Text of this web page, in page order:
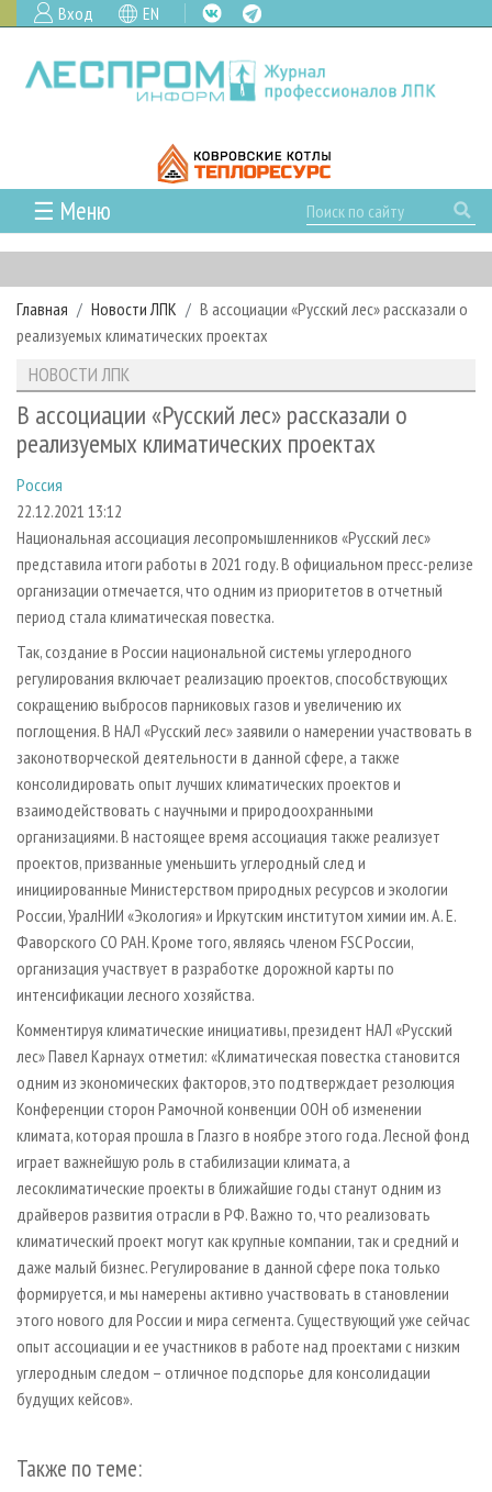
Вход EN
☰ Меню
ГЛАВНАЯ
РУБРИКИ И ТЕМЫ
РУБРИКИ ЖУРНАЛА
ЛЕСОЗАГОТОВКА
ЛЕСОПИЛЕНИЕ
СУШКА ДРЕВЕСИНЫ
ПРОИЗВОДСТВО ДРЕВЕСНЫХ ПЛИТ
ДЕРЕВЯННОЕ ДОМОСТРОЕНИЕ
ПРОИЗВОДСТВО МЕБЕЛИ
БИОЭНЕРГЕТИКА
ЦБП
ИНСТРУМЕНТ И МАТЕРИАЛЫ
НОВОСТИ
НОВОСТИ ЛПК
НОВОСТИ ЖУРНАЛА
ПРОЕКТЫ ЛПИ
АНАЛИТИКА
ПРЕДПРИЯТИЯ ЛПК
ПЕРСОНЫ
МОБИЛЬНЫЕ ВЫСТАВКИ
ОФИЦИАЛЬНЫЕ ДЕЛЕГАЦИИ
ПРИОРИТЕТНЫЕ ИНВЕСТПРОЕКТЫ
RUSSIAN FORESTRY REVIEW
ГАЗЕТА ЛЕСПРОМФОРУМ
БИБЛИОТЕКА СПЕЦИАЛИСТА
АРХИВ ЖУРНАЛОВ
О ЖУРНАЛЕ
КОНТАКТЫ
РЕКЛАМОДАТЕЛЯМ
РЕКЛАМА
РЕКЛАМА НА САЙТЕ
Главная Новости ЛПК
В ассоциации «Русский лес» рассказали о
реализуемых климатических проектах
НОВОСТИ ЛПК
В ассоциации «Русский лес» рассказали о
реализуемых климатических проектах
Россия
22.12.2021 13:12
Национальная ассоциация лесопромышленников «Русский лес»
представила итоги работы в 2021 году. В официальном пресс-релизе
организации отмечается, что одним из приоритетов в отчетный
период стала климатическая повестка.
Так, создание в России национальной системы углеродного
регулирования включает реализацию проектов, способствующих
сокращению выбросов парниковых газов и увеличению их
поглощения. В НАЛ «Русский лес» заявили о намерении участвовать в
законотворческой деятельности в данной сфере, а также
консолидировать опыт лучших климатических проектов и
взаимодействовать с научными и природоохранными
организациями. В настоящее время ассоциация также реализует
проектов, призванные уменьшить углеродный след и
инициированные Министерством природных ресурсов и экологии
России, УралНИИ «Экология» и Иркутским институтом химии им. А. Е.
Фаворского СО РАН. Кроме того, являясь членом FSC России,
организация участвует в разработке дорожной карты по
интенсификации лесного хозяйства.
Комментируя климатические инициативы, президент НАЛ «Русский
лес» Павел Карнаух отметил: «Климатическая повестка становится
одним из экономических факторов, это подтверждает резолюция
Конференции сторон Рамочной конвенции ООН об изменении
климата, которая прошла в Глазго в ноябре этого года. Лесной фонд
играет важнейшую роль в стабилизации климата, а
лесоклиматические проекты в ближайшие годы станут одним из
драйверов развития отрасли в РФ. Важно то, что реализовать
климатический проект могут как крупные компании, так и средний и
даже малый бизнес. Регулирование в данной сфере пока только
формируется, и мы намерены активно участвовать в становлении
этого нового для России и мира сегмента. Существующий уже сейчас
опыт ассоциации и ее участников в работе над проектами с низким
углеродным следом – отличное подспорье для консолидации
будущих кейсов».
Также по теме: